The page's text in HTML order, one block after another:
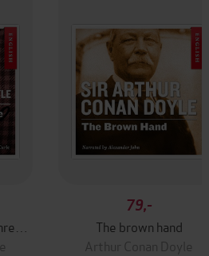
79,-
The brown hand
Arthur Conan Doyle